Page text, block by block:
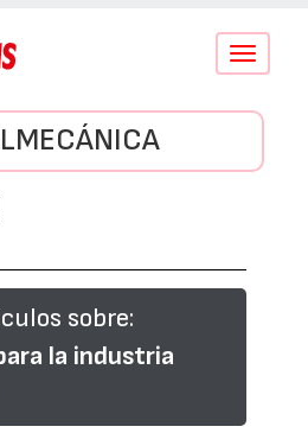
Conmutar
sobre:
la industria